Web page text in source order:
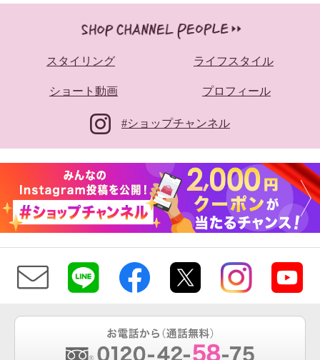
スタイリング ライフスタイル
ショート動画 プロフィール
#ショップチャンネル